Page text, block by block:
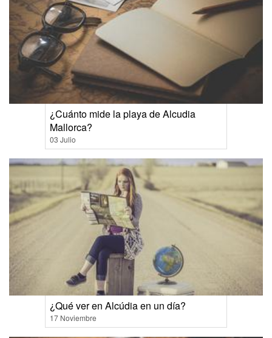
¿Cuánto mide la playa de Alcudia
Mallorca?
03 Julio
¿Qué ver en Alcúdia en un día?
17 Noviembre